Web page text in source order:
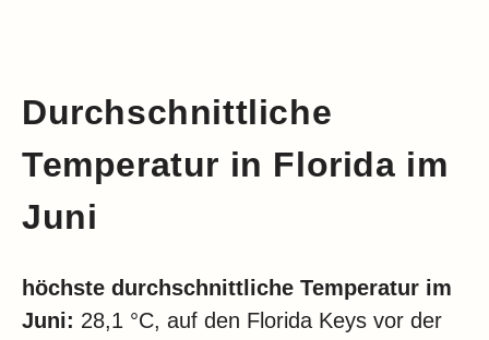
Durchschnittliche
Temperatur in Florida im
Juni
höchste durchschnittliche Temperatur im
Juni: 28,1 °C, auf den Florida Keys vor der